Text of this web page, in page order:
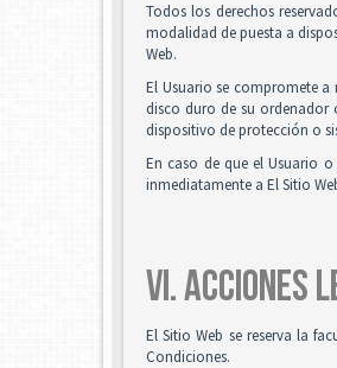
Todos los derechos
modalidad de puesta a
Web.
El Usuario se compromete
disco duro de su ordenador
dispositivo de protección o
En caso de que el Usuario
inmediatamente a El Sitio
VI. ACCIONES
El Sitio Web se reserva la
Condiciones.